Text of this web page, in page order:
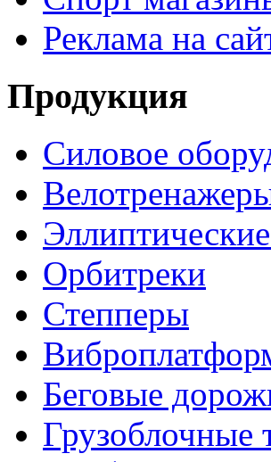
Реклама на
Продукция
Силовое
Орбитреки
Степперы
Беговые
Грузоблочные